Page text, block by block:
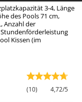
3-4, Länge
des Pools 71 cm,
Anzahl der
Kissen (im
(10) 4,72/5